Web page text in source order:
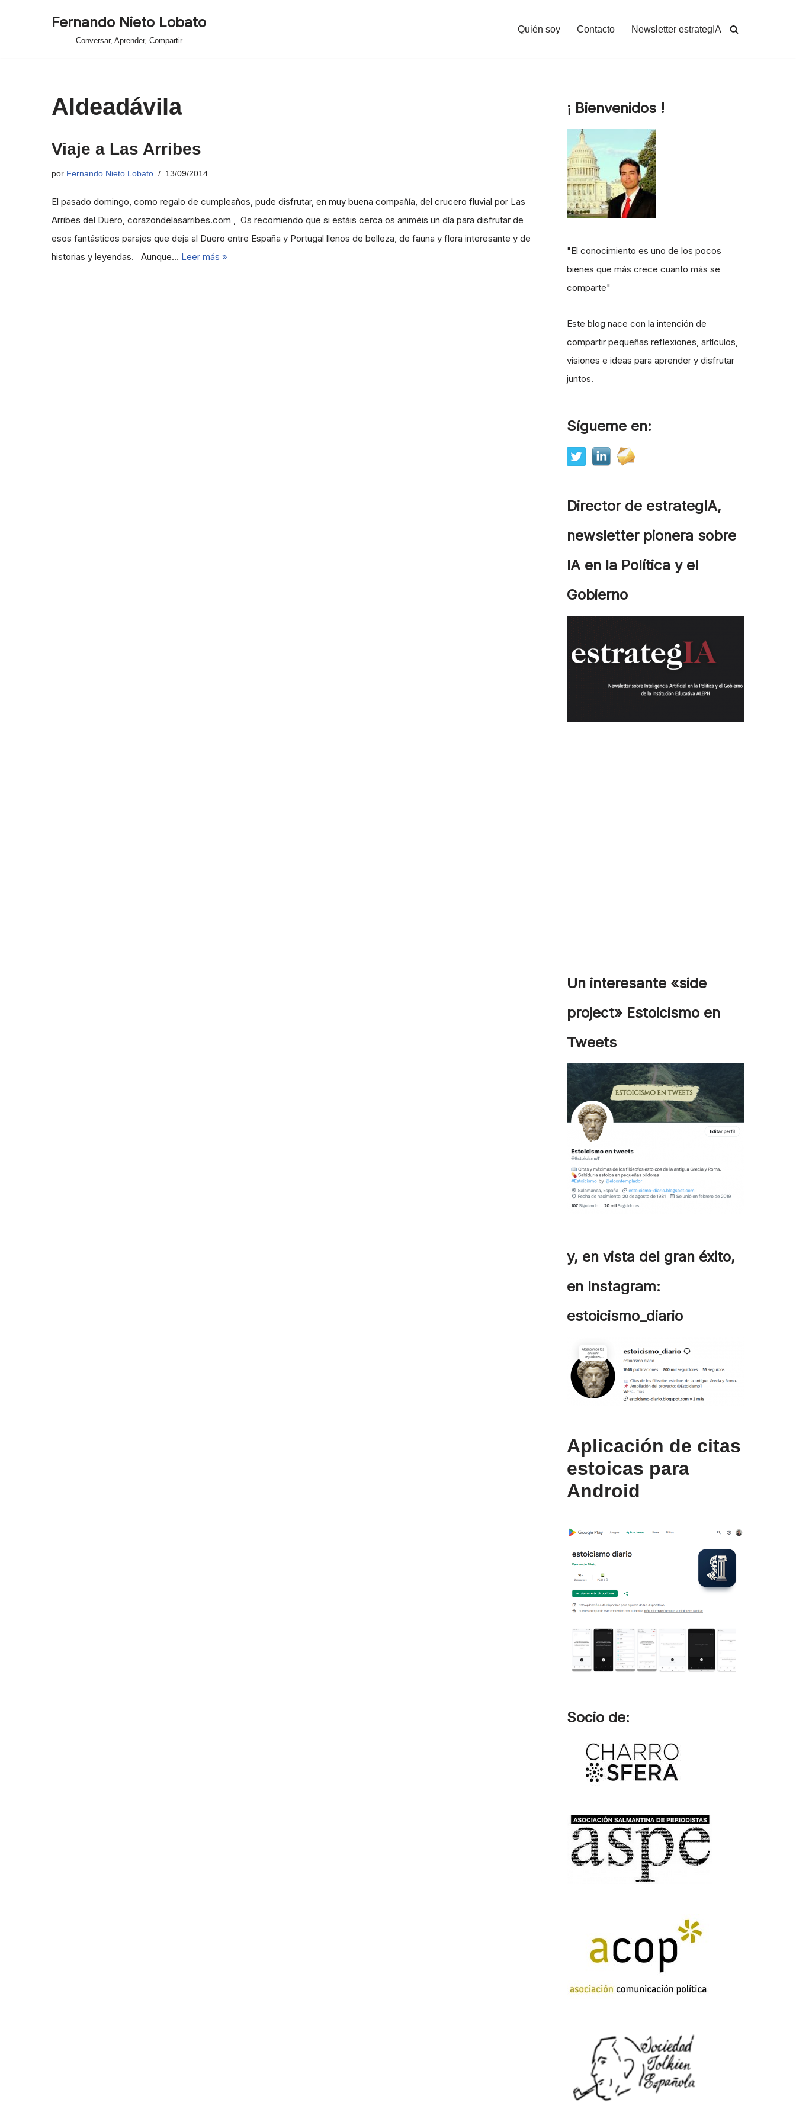
Fernando Nieto Lobato
Conversar, Aprender, Compartir
Quién soy Contacto Newsletter estrategIA
Aldeadávila
Viaje a Las Arribes
por Fernando Nieto Lobato 13/09/2014
El pasado domingo, como regalo de cumpleaños, pude disfrutar, en muy buena compañía, del crucero fluvial por Las
Arribes del Duero, corazondelasarribes.com , Os recomiendo que si estáis cerca os animéis un día para disfrutar de
esos fantásticos parajes que deja al Duero entre España y Portugal llenos de belleza, de fauna y flora interesante y de
historias y leyendas. Aunque… Leer más »
¡ Bienvenidos !
"El conocimiento es uno de los pocos
bienes que más crece cuanto más se
comparte"
Este blog nace con la intención de
compartir pequeñas reflexiones, artículos,
visiones e ideas para aprender y disfrutar
juntos.
Sígueme en:
Director de estrategIA,
newsletter pionera sobre
IA en la Política y el
Gobierno
Un interesante «side
project» Estoicismo en
Tweets
y, en vista del gran éxito,
en Instagram:
estoicismo_diario
Aplicación de citas
estoicas para
Android
Socio de: